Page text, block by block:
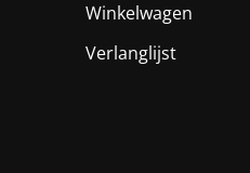
Winkelwagen
Verlanglijst